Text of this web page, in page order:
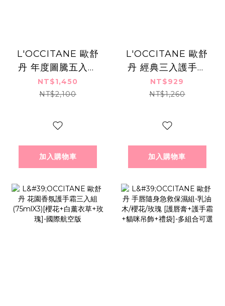
L'OCCITANE 歐舒
丹 年度圖騰五入手
霜禮盒(30mlX5)
[乳油木+櫻花+橙花
NT$1,450
NT$2,100
加入購物車
L'OCCITANE 歐舒
丹 經典三入護手霜
禮盒組(30mlX3)]-
多組合任選-國際航
NT$929
NT$1,260
加入購物車